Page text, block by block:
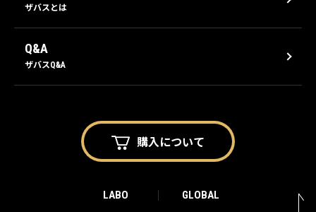
ザバスとは
Q&A
ザバスQ&A
購入について
LABO
GLOBAL